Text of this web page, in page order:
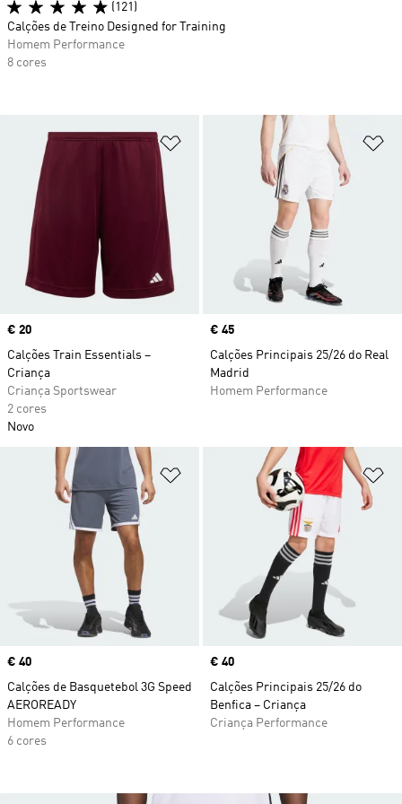
Adicionar à Lista de Desejos
Price
€ 20
Calções Train Essentials –
Criança
Criança Sportswear
2 cores
Novo
Price
€ 45
Calções Principais 25/26 do Real
Madrid
Homem Performance
Adicionar à Lista de Desejos
Price
€ 40
Calções de Basquetebol 3G Speed
AEROREADY
Homem Performance
6 cores
Price
€ 40
Calções Principais 25/26 do
Benfica – Criança
Criança Performance
(121)
Calções de Treino Designed for Training
Homem Performance
8 cores